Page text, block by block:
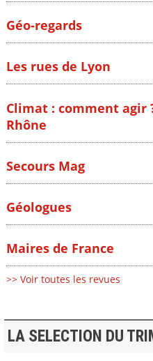
Géo-regards
Les rues de Lyon
Climat : comment agir
Rhône
Secours Mag
Géologues
Maires de France
>> Voir toutes les revues
LA SELECTION DU